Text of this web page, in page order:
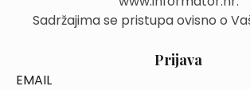
Sadržajima se pristupa ovisno o
Prijava
EMAIL